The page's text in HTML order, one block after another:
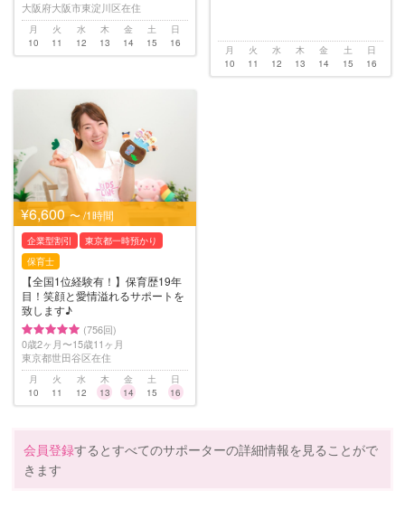
大阪府大阪市東淀川区在住
月
10
火
11
水
12
木
13
金
14
土
15
日
16
月
10
火
11
水
12
木
13
金
14
土
15
日
16
¥6,600 〜 /1時間
企業型割引
東京都一時預かり
保育士
【全国1位経験有！】保育歴19年
目！笑顔と愛情溢れるサポートを
致します♪
(756回)
0歳2ヶ月〜15歳11ヶ月
東京都世田谷区在住
月
10
火
11
水
12
木
13
金
14
土
15
日
16
会員登録するとすべてのサポーターの詳細情報を見ることがで
きます